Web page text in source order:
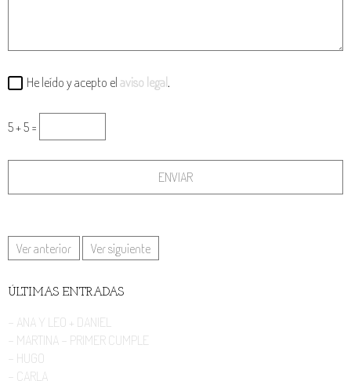
He leído y acepto elaviso legal.
5 + 5 =
Ver anterior Ver siguiente
ÚLTIMAS ENTRADAS
- ANA Y LEO + DANIEL
- MARTINA - PRIMER CUMPLE
- HUGO
- CARLA